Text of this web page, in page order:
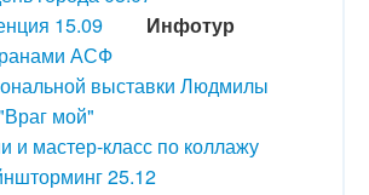
15.09
Инфотур
АСФ
выставки Людмилы
мой"
и мастер-класс по коллажу
25.12